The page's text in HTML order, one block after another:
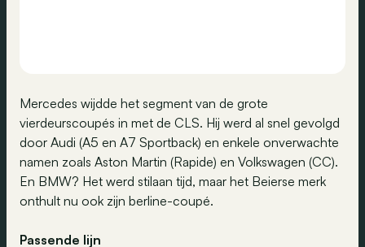
Mercedes wijdde het segment van de grote
vierdeurscoupés in met de CLS. Hij werd al snel gevolgd
door Audi (A5 en A7 Sportback) en enkele onverwachte
namen zoals Aston Martin (Rapide) en Volkswagen (CC).
En BMW? Het werd stilaan tijd, maar het Beierse merk
onthult nu ook zijn berline-coupé.
Passende lijn